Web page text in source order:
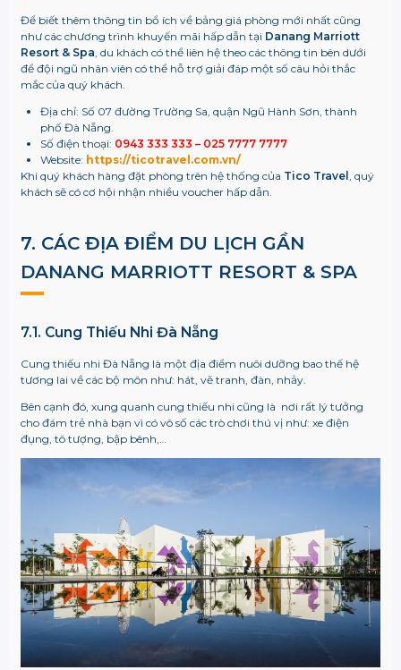
Để biết thêm thông tin bổ ích về bảng giá phòng mới nhất cũng
như các chương trình khuyến mãi hấp dẫn tại Danang Marriott
Resort & Spa , du khách có thể liên hệ theo các thông tin bên dưới
để đội ngũ nhân viên có thể hỗ trợ giải đáp một số câu hỏi thắc
mắc của quý khách.
Địa chỉ: Số 07 đường Trường Sa, quận Ngũ Hành Sơn, thành
phố Đà Nẵng.
Số điện thoại: 0943 333 333 – 025 7777 7777
Website: https://ticotravel.com.vn/
Khi quý khách hàng đặt phòng trên hệ thống của Tico Travel , quý
khách sẽ có cơ hội nhận nhiều voucher hấp dẫn.
7. CÁC ĐỊA ĐIỂM DU LỊCH GẦN
DANANG MARRIOTT RESORT & SPA
7.1. Cung Thiếu Nhi Đà Nẵng
Cung thiếu nhi Đà Nẵng là một địa điểm nuôi dưỡng bao thế hệ
tương lai về các bộ môn như: hát, vẽ tranh, đàn, nhảy.
Bên cạnh đó, xung quanh cung thiếu nhi cũng là nơi rất lý tưởng
cho đám trẻ nhà bạn vì có vô số các trò chơi thú vị như: xe điện
đụng, tô tượng, bập bênh,…